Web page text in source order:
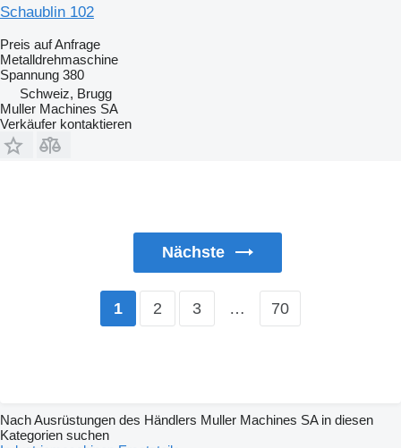
Schaublin 102
Preis auf Anfrage
Metalldrehmaschine
Spannung 380
Schweiz, Brugg
Muller Machines SA
Verkäufer kontaktieren
Nächste
1 2 3 … 70
Nach Ausrüstungen des Händlers Muller Machines SA in diesen
Kategorien suchen